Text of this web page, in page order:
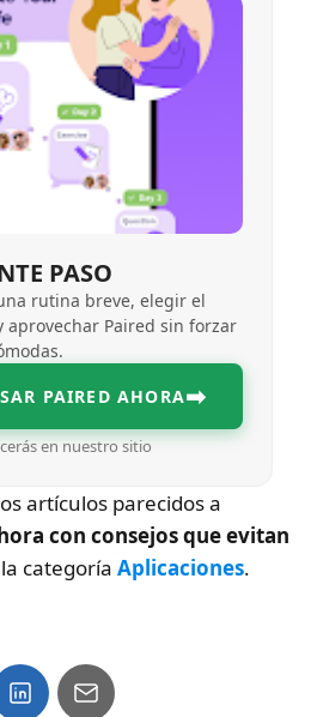
PASO
rutina breve, elegir el
aprovechar Paired sin forzar
PAIRED AHORA➡
en nuestro sitio
artículos parecidos a
con consejos que evitan
categoría Aplicaciones.